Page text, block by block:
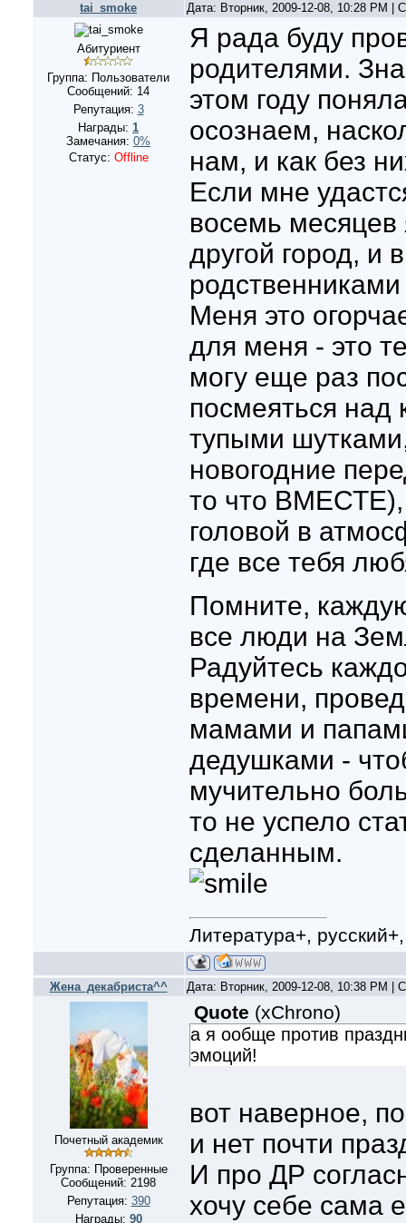
tai_smoke Дата: Вторник, 2009-12-08, 10:28 PM |
Абитуриент
Группа: Пользователи
Сообщений: 14
Репутация: 3
Награды: 1
Замечания: 0%
Статус: Offline
Я рада буду
родителями.
этом году
осознаем,
нам, и как без
Если мне
восемь месяцев
другой город, и
Меня это
для меня - это
могу еще раз
посмеяться над
тупыми
новогодние
то что ВМЕСТЕ),
головой в
где все тебя
Помните,
все люди на
Радуйтесь
времени,
мамами и
дедушками -
мучительно
то не успело
сделанным.
Литература+,
Жена_декабриста^^ Дата: Вторник, 2009-12-08, 10:38 PM |
Почетный академик
Группа: Проверенные
Сообщений: 2198
Репутация: 390
Награды: 90
Quote (xChrono)
а я ообще против
эмоций!
вот наверное,
и нет почти
И про ДР
хочу себе сама